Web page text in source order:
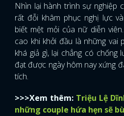
Nhìn lại hành trình sự nghiệp
rất đỗi khâm phục nghị lực
biết mệt mỏi của nữ diễn
cao khi khởi đầu là những vai
khá giả gì, lại chẳng có chống
đạt được ngày hôm nay xứng
tích.
>>>Xem thêm: Triệu Lệ
những couple hứa hẹn sẽ